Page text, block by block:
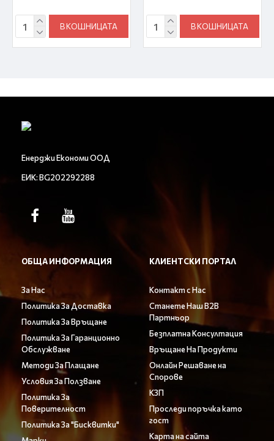
В КОШНИЦАТА В КОШНИЦАТА
Енерджи Економи ООД
ЕИК: BG202292288
ОБЩА ИНФОРМАЦИЯ
За Нас
Политика За Доставка
Политика За Връщане
Политика За Гаранционно
Обслужване
Методи За Плащане
Условия За Ползване
Политика За
Поверителност
Политика За "Бисквитки"
КЛИЕНТСКИ ПОРТАЛ
Контакт с Нас
Станете Наш B2B
Партньор
Безплатна Консултация
Връщане На Продукти
Онлайн Решаване на
Спорове
КЗП
Проследи поръчка като
гост
Карта на сайта